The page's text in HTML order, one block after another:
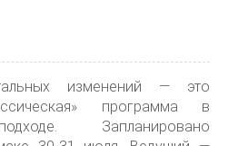
изменений — это
программа в
Запланировано